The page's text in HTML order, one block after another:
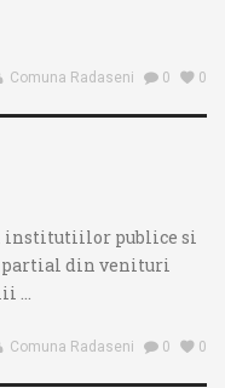
Comuna Radaseni 0 0
institutiilor publice si
din venituri
...
Comuna Radaseni 0 0